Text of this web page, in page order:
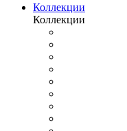
Коллекции
Коллекции